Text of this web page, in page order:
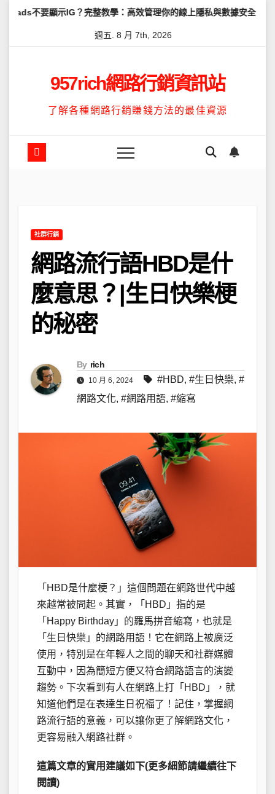
？完整教學：高效管理你的線上隱私與數據安全 怎麼讓
週五. 8 月 7th, 2026
957rich網路行銷資訊站
了解各種網路行銷賺錢方法的最佳資源
社群行銷
網路流行語HBD是什
麼意思？|生日快樂梗
的秘密
By rich
10 月 6, 2024 #HBD, #生日快樂, #
網路文化, #網路用語, #縮寫
「HBD是什麼梗？」這個問題在網路世代中越
來越常被問起。其實，「HBD」指的是
「Happy Birthday」的羅馬拼音縮寫，也就是
「生日快樂」的網路用語！它在網路上被廣泛
使用，特別是在年輕人之間的聊天和社群媒體
互動中，因為簡短方便又符合網路語言的演變
趨勢。下次看到有人在網路上打「HBD」，就
知道他們是在表達生日祝福了！記住，掌握網
路流行語的意義，可以讓你更了解網路文化，
更容易融入網路社群。
這篇文章的實用建議如下(更多細節請繼續往下
閱讀)